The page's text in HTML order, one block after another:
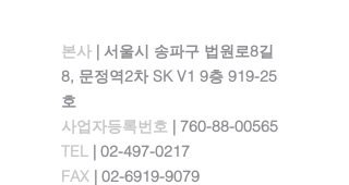
본사 ​ | 서울시 송파구 법원로8길
8, 문정역2차 SK V1 9층 919-25
호
사업자등록번호 | 760-88-00565
TEL | 02-497-0217
FAX | 02-6919-9079